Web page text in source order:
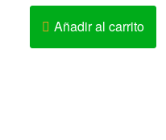
Añadir al carrito